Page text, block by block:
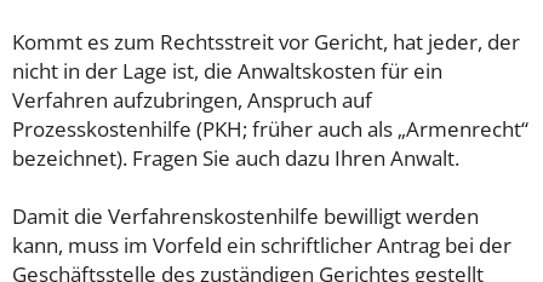
Kommt es zum Rechtsstreit vor Gericht, hat jeder, der
nicht in der Lage ist, die Anwaltskosten für ein
Verfahren aufzubringen, Anspruch auf
Prozesskostenhilfe (PKH; früher auch als „Armenrecht“
bezeichnet). Fragen Sie auch dazu Ihren Anwalt.
Damit die Verfahrenskostenhilfe bewilligt werden
kann, muss im Vorfeld ein schriftlicher Antrag bei der
Geschäftsstelle des zuständigen Gerichtes gestellt